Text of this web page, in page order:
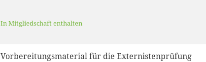
In Mitgliedschaft enthalten
Vorbereitungsmaterial für die Externistenprüfung